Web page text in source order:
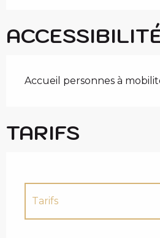
Accueil personnes à
TARIFS
Tarifs